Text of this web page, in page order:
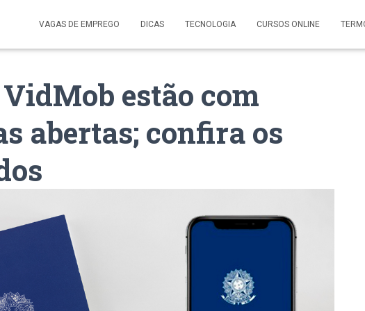
VAGAS DE EMPREGO DICAS TECNOLOGIA CURSOS ONLINE
estão com
abertas; confira os